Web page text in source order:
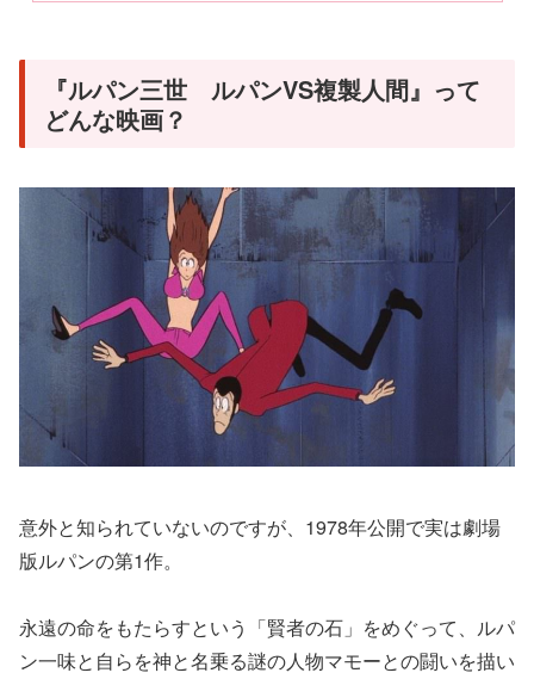
『ルパン三世 ルパンVS複製人間』って
どんな映画？
意外と知られていないのですが、1978年公開で実は劇場
版ルパンの第1作。
永遠の命をもたらすという「賢者の石」をめぐって、ルパ
ン一味と自らを神と名乗る謎の人物マモーとの闘いを描い